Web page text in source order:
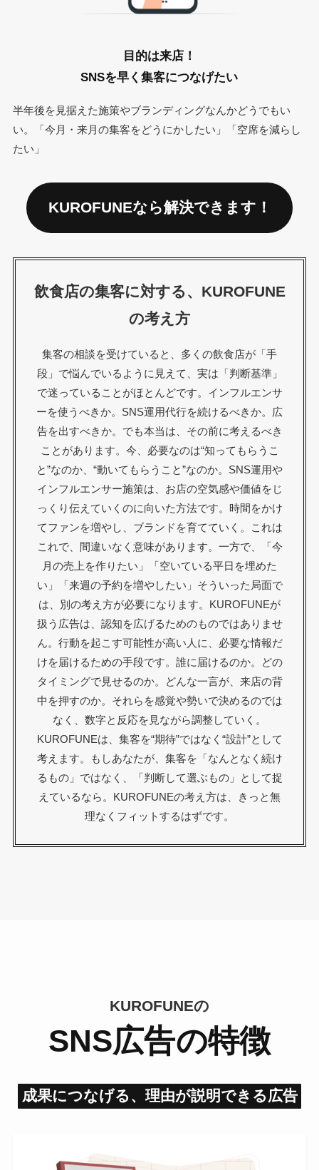
目的は来店！
SNSを早く集客につなげたい
半年後を見据えた施策やブランディングなんかどうでもい
い。「今月・来月の集客をどうにかしたい」「空席を減らし
たい」
KUROFUNEなら解決できます！
飲食店の集客に対する、KUROFUNE
の考え方
集客の相談を受けていると、多くの飲食店が「手
段」で悩んでいるように見えて、実は「判断基準」
で迷っていることがほとんどです。インフルエンサ
ーを使うべきか。SNS運用代行を続けるべきか。広
告を出すべきか。でも本当は、その前に考えるべき
ことがあります。今、必要なのは“知ってもらうこ
と”なのか、“動いてもらうこと”なのか。SNS運用や
インフルエンサー施策は、お店の空気感や価値をじ
っくり伝えていくのに向いた方法です。時間をかけ
てファンを増やし、ブランドを育てていく。これは
これで、間違いなく意味があります。一方で、「今
月の売上を作りたい」「空いている平日を埋めた
い」「来週の予約を増やしたい」そういった局面で
は、別の考え方が必要になります。KUROFUNEが
扱う広告は、認知を広げるためのものではありませ
ん。行動を起こす可能性が高い人に、必要な情報だ
けを届けるための手段です。誰に届けるのか。どの
タイミングで見せるのか。どんな一言が、来店の背
中を押すのか。それらを感覚や勢いで決めるのでは
なく、数字と反応を見ながら調整していく。
KUROFUNEは、集客を“期待”ではなく“設計”として
考えます。もしあなたが、集客を「なんとなく続け
るもの」ではなく、「判断して選ぶもの」として捉
えているなら。KUROFUNEの考え方は、きっと無
理なくフィットするはずです。
KUROFUNEの
SNS広告の特徴
成果につなげる、理由が説明できる広告